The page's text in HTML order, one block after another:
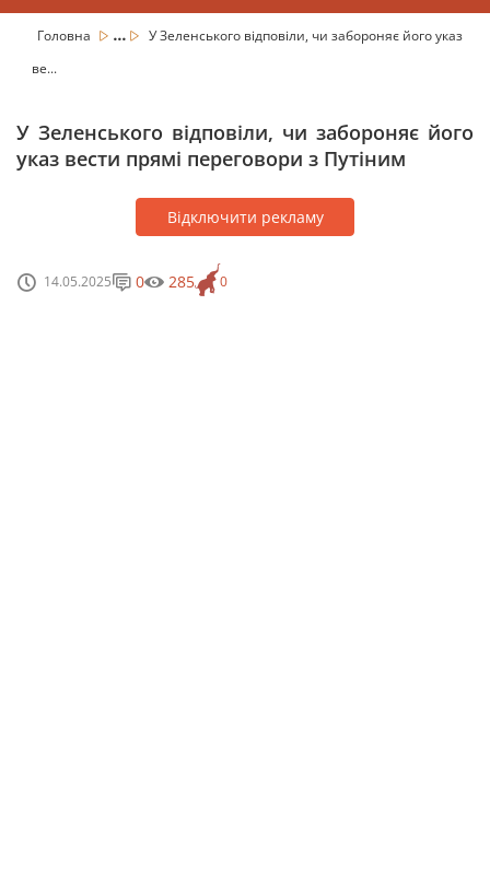
Головна ...
У Зеленського відповіли, чи забороняє його указ
ве...
У Зеленського відповіли, чи забороняє його
указ вести прямі переговори з Путіним
Відключити рекламу
14.05.2025 0
0 285